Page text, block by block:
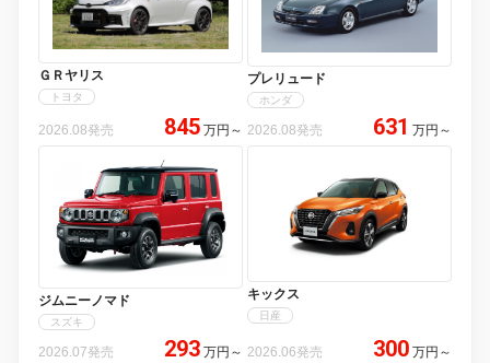
ＧＲヤリス
トヨタ
2026.08発売 845 万円 ～
プレリュード
ホンダ
2026.08発売 631 万円 ～
ジムニーノマド
スズキ
2026.07発売 293 万円 ～
キックス
日産
2026.06発売 300 万円 ～